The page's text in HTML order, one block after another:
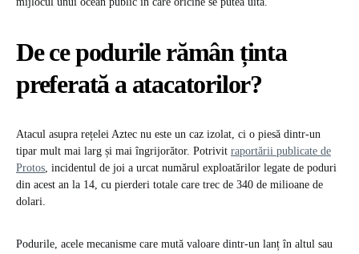
De ce podurile rămân ținta
preferată a atacatorilor?
Atacul asupra rețelei Aztec nu este un caz izolat, ci o piesă dintr-un
tipar mult mai larg și mai îngrijorător. Potrivit raportării publicate de
Protos, incidentul de joi a urcat numărul exploatărilor legate de poduri
din acest an la 14, cu pierderi totale care trec de 340 de milioane de
dolari.
Podurile, acele mecanisme care mută valoare dintr-un lanț în altul sau